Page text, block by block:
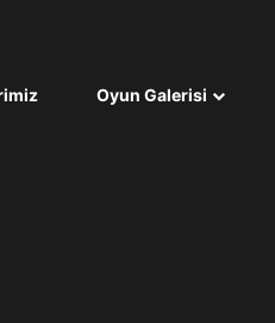
Oyun Galerisi